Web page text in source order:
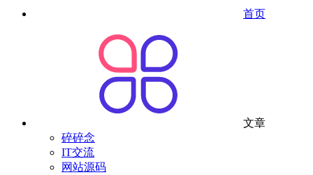
首页
文章
碎碎念
IT交流
网站源码